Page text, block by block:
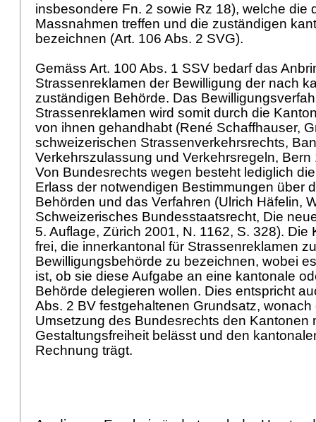
insbesondere Fn. 2 sowie Rz 18), welche die
Massnahmen treffen und die zuständigen
bezeichnen (Art. 106 Abs. 2 SVG).
Gemäss Art. 100 Abs. 1 SSV bedarf das
Strassenreklamen der Bewilligung der nach
zuständigen Behörde. Das
Strassenreklamen wird somit durch die
von ihnen gehandhabt (René Schaffhauser,
schweizerischen Strassenverkehrsrechts,
Verkehrszulassung und Verkehrsregeln, Bern
Von Bundesrechts wegen besteht lediglich
Erlass der notwendigen Bestimmungen über
Behörden und das Verfahren (Ulrich Häfelin,
Schweizerisches Bundesstaatsrecht, Die
5. Auflage, Zürich 2001, N. 1162, S. 328). Die
frei, die innerkantonal für Strassenreklamen
Bewilligungsbehörde zu bezeichnen, wobei
ist, ob sie diese Aufgabe an eine kantonale
Behörde delegieren wollen. Dies entspricht
Abs. 2 BV festgehaltenen Grundsatz, wonach
Umsetzung des Bundesrechts den Kantonen
Gestaltungsfreiheit belässt und den
Rechnung trägt.